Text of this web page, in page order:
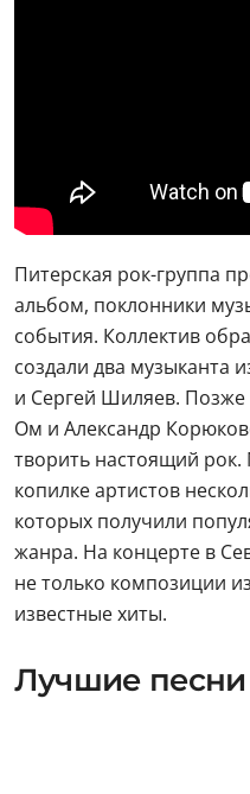
Питерская рок-группа
альбом, поклонники
события. Коллектив
создали два музыканта
и Сергей Шиляев.
Ом и Александр
творить настоящий рок.
копилке артистов
которых получили
жанра. На концерте в
не только композиции
известные хиты.
Лучшие песни